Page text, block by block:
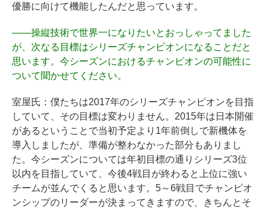
優勝に向けて機能したんだと思っています。
――操縦技術で世界一になりたいとおっしゃってました
が、次なる目標はシリーズチャンピオンになることだと
思います。今シーズンにおけるチャンピオンの可能性に
ついて聞かせてください。
室屋氏：僕たちは2017年のシリーズチャンピオンを目指
していて、その目標は変わりません。2015年は日本開催
があるということで当初予定より1年前倒しで新機体を
導入しましたが、準備が整わなかった部分もありまし
た。今シーズンについては年初目標の通りシリーズ3位
以内を目指していて、今後4戦目が終わると上位に強い
チームが並んでくると思います。5～6戦目でチャンピオ
ンシップのリーダーが決まってきますので、きちんとそ